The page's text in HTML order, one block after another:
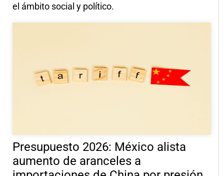
el ámbito social y político.
Presupuesto 2026: México alista
aumento de aranceles a